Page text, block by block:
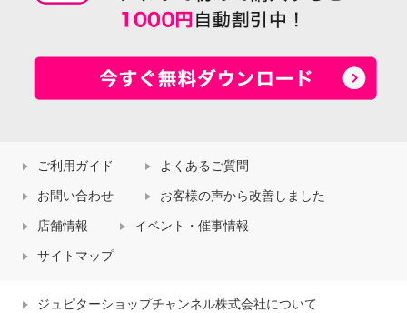
ご利用ガイド よくあるご質問
お問い合わせ お客様の声から改善しました
店舗情報 イベント・催事情報
サイトマップ
ジュピターショップチャンネル株式会社について